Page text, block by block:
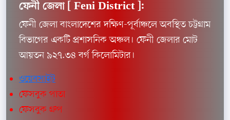
ফেনী জেলা [ Feni District ]:
ফেনী জেলা বাংলাদেশের দক্ষিণ-পূর্বাঞ্চলে অবস্থিত চট্টগ্রাম
বিভাগের একটি প্রশাসনিক অঞ্চল। ফেনী জেলার মোট
আয়তন ৯২৭.৩৪ বর্গ কিলোমিটার।
ওয়েবসাইট
ফেসবুক পাতা
ফেসবুক গ্রুপ